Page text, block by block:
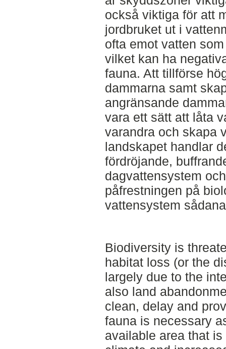
också viktiga för att
jordbruket ut i
ofta emot vatten
vilket kan ha
fauna. Att tillförse
dammarna samt
angränsande
vara ett sätt att låta
varandra och skapa
landskapet handlar
fördröjande,
dagvattensystem
påfrestningen på
vattensystem
Biodiversity is
habitat loss (or the
largely due to the
also land
clean, delay and
fauna is necessary
available area that